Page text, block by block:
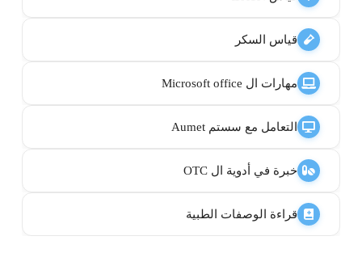
قياس السكر
مهارات ال Microsoft office
التعامل مع سستم Aumet
خبرة في أدوية ال OTC
قراءة الوصفات الطبية